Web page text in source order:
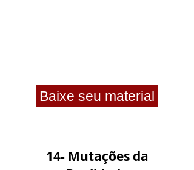
Baixe seu material
14- Mutações da